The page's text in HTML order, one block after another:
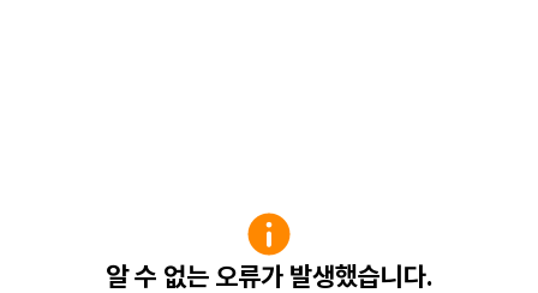
알 수 없는 오류가 발생했습니다.